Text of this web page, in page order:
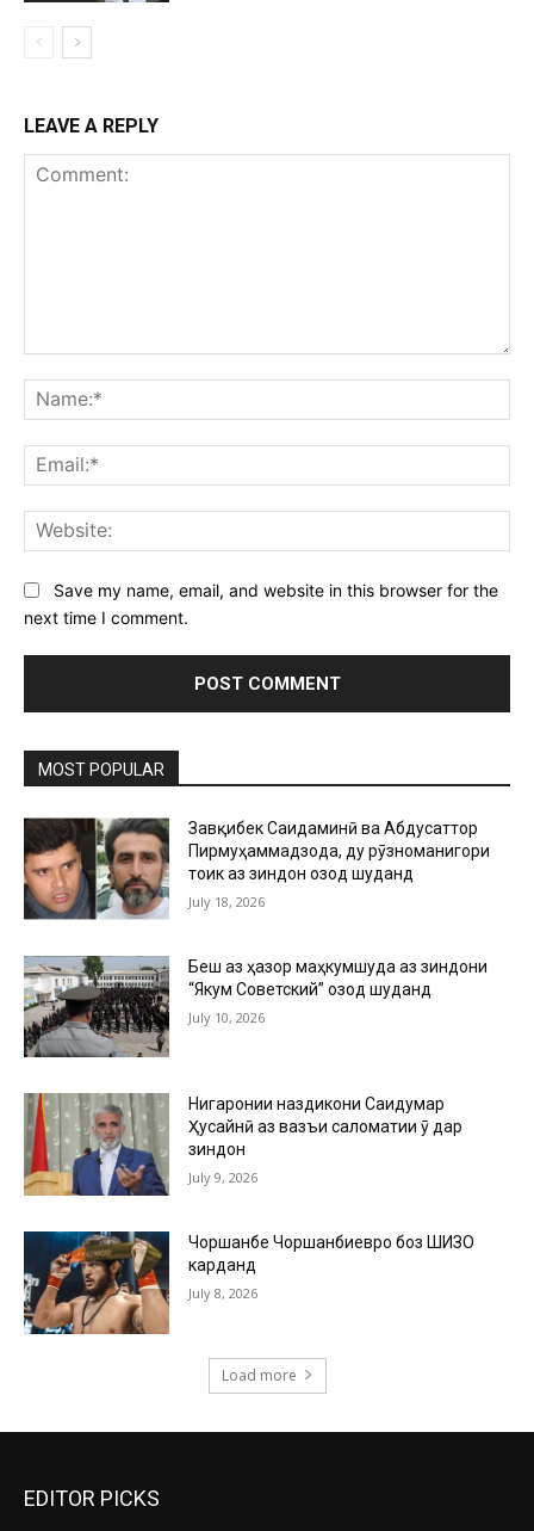
LEAVE A REPLY
Save my name, email, and website in this browser for the
next time I comment.
MOST POPULAR
Завқибек Саидаминӣ ва Абдусаттор
Пирмуҳаммадзода, ду рӯзноманигори
тоҷик аз зиндон озод шуданд
July 18, 2026
Беш аз ҳазор маҳкумшуда аз зиндони
“Якум Советский” озод шуданд
July 10, 2026
Нигаронии наздикони Саидумар
Ҳусайнӣ аз вазъи саломатии ӯ дар
зиндон
July 9, 2026
Чоршанбе Чоршанбиевро боз ШИЗО
карданд
July 8, 2026
Load more
EDITOR PICKS